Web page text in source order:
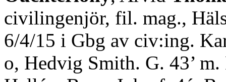
civilingenjör, fil. mag.,
6/4/15 i Gbg av civ:ing.
o, Hedvig Smith. G. 43’ m.